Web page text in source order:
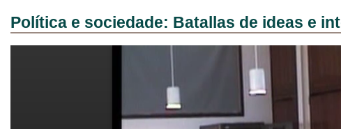
Política e sociedade: Batallas de ideas e